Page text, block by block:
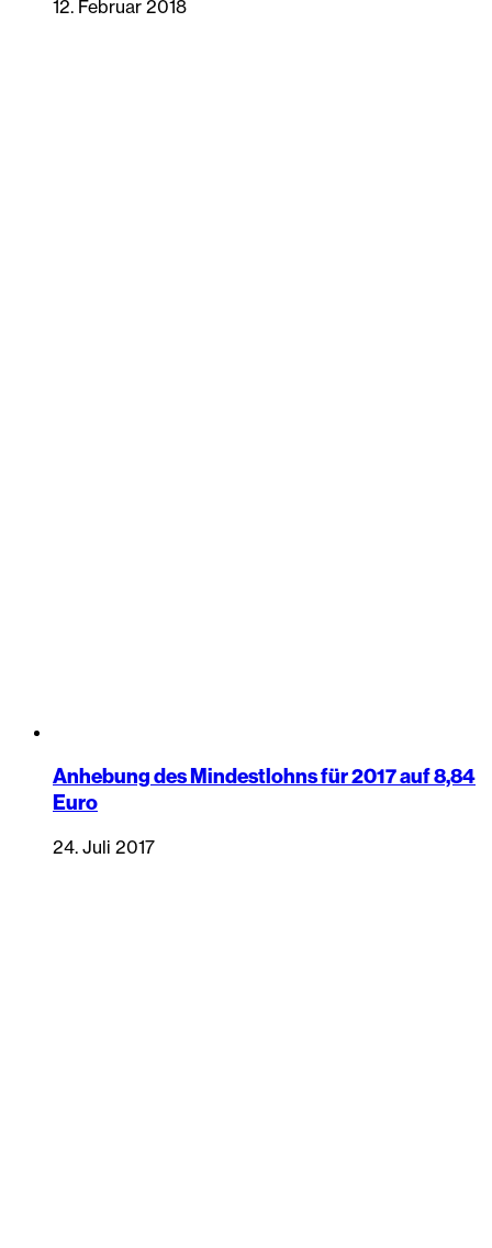
12. Februar 2018
Anhebung des Mindestlohns für 2017 auf 8,84
Euro
24. Juli 2017